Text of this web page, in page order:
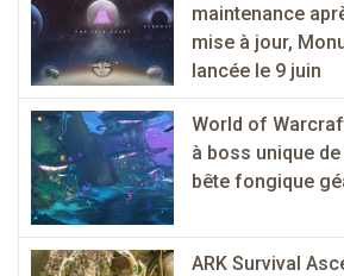
maintenance
mise à jour,
lancée le 9 juin
World of
à boss unique
bête fongique
ARK Survival